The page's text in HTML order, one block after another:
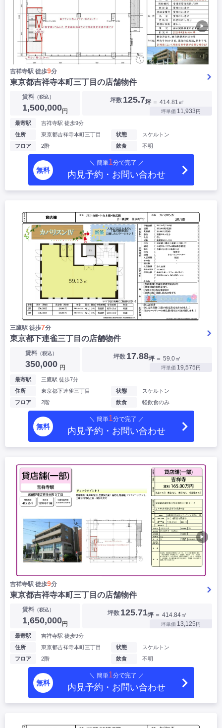
▶
吉祥寺駅 徒歩9分
東京都吉祥寺本町三丁目の店舗物件
賃料 （税込）
1,500,000円
坪数 125.7坪 ＝ 414.81㎡
坪単価 11,933円
最寄駅
吉祥寺駅 徒歩9分
住所
東京都吉祥寺本町三丁目
フロア
2階
状態
スケルトン
飲食
不明
無料
＼ 簡単1分で完了 ／
内見予約・お問い合わせ
三鷹駅 徒歩7分
東京都下連雀三丁目の店舗物件
賃料（税込）
350,000 円
坪数 17.88坪 ＝ 59.0㎡
坪単価 19,575円
最寄駅
三鷹駅 徒歩7分
住所
東京都下連雀三丁目
フロア
2階
状態
スケルトン
飲食
軽飲食のみ
無料
＼ 簡単1分で完了 ／
内見予約・お問い合わせ
▶
吉祥寺駅 徒歩9分
東京都吉祥寺本町三丁目の店舗物件
賃料 （税込）
1,650,000円
坪数 125.71坪 ＝ 414.84㎡
坪単価 13,125円
最寄駅
吉祥寺駅 徒歩9分
住所
東京都吉祥寺本町三丁目
フロア
2階
状態
スケルトン
飲食
不明
無料
＼ 簡単1分で完了 ／
内見予約・お問い合わせ